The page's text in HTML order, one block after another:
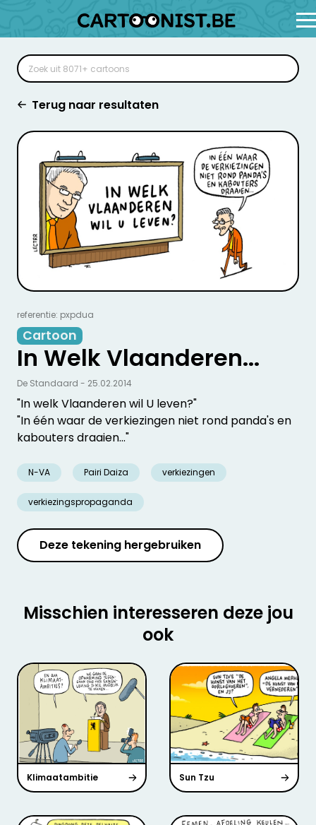
Terug naar resultaten
referentie: pxpdua
Cartoon
In Welk Vlaanderen...
"In welk Vlaanderen wil U leven?"
"In één waar de verkiezingen niet rond panda's en
kabouters draaien..."
N-VA Pairi Daiza verkiezingen
verkiezingspropaganda
De Standaard - 25.02.2014
Deze tekening hergebruiken
Misschien interesseren deze jou
ook
Klimaatambitie Sun Tzu